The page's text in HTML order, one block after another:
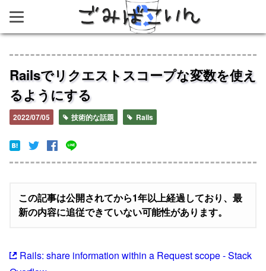
Railsでリクエストスコープな変数を使え
るようにする
2022/07/05 技術的な話題 Rails
この記事は公開されてから1年以上経過しており、最
新の内容に追従できていない可能性があります。
Rails: share information within a Request scope - Stack
ごみばこいん